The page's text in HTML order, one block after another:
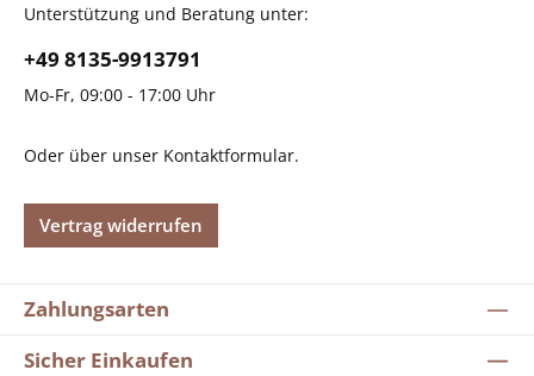
Unterstützung und Beratung unter:
+49 8135-9913791
Mo-Fr, 09:00 - 17:00 Uhr
Oder über unser Kontaktformular.
Vertrag widerrufen
Zahlungsarten
Sicher Einkaufen